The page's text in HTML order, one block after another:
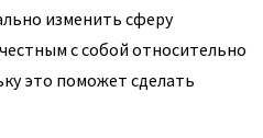
изменить сферу
с собой относительно
это поможет сделать